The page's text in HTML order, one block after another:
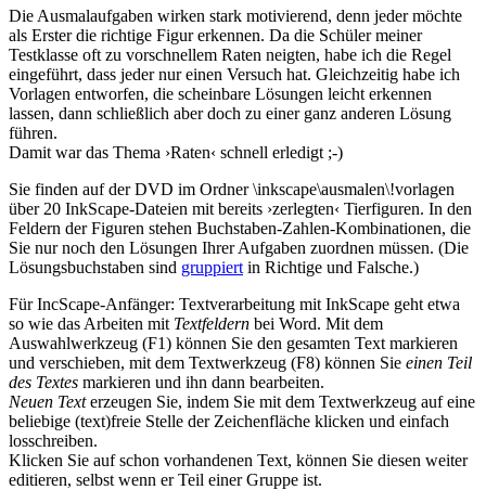
Die Ausmalaufgaben wirken stark motivierend, denn jeder möchte
als Erster die richtige Figur erkennen. Da die Schüler meiner
Testklasse oft zu vorschnellem Raten neigten, habe ich die Regel
eingeführt, dass jeder nur einen Versuch hat. Gleichzeitig habe ich
Vorlagen entworfen, die scheinbare Lösungen leicht erkennen
lassen, dann schließlich aber doch zu einer ganz anderen Lösung
führen.
Damit war das Thema ›Raten‹ schnell erledigt ;-)
Sie finden auf der DVD im Ordner \inkscape\ausmalen\!vorlagen
über 20 InkScape-Dateien mit bereits ›zerlegten‹ Tierfiguren. In den
Feldern der Figuren stehen Buchstaben-Zahlen-Kombinationen, die
Sie nur noch den Lösungen Ihrer Aufgaben zuordnen müssen. (Die
Lösungsbuchstaben sind gruppiert in Richtige und Falsche.)
Für IncScape-Anfänger: Textverarbeitung mit InkScape geht etwa
so wie das Arbeiten mit Textfeldern bei Word. Mit dem
Auswahlwerkzeug (F1) können Sie den gesamten Text markieren
und verschieben, mit dem Textwerkzeug (F8) können Sie einen Teil
des Textes markieren und ihn dann bearbeiten.
Neuen Texterzeugen Sie, indem Sie mit dem Textwerkzeug auf eine
beliebige (text)freie Stelle der Zeichenfläche klicken und einfach
losschreiben.
Klicken Sie auf schon vorhandenen Text, können Sie diesen weiter
editieren, selbst wenn er Teil einer Gruppe ist.